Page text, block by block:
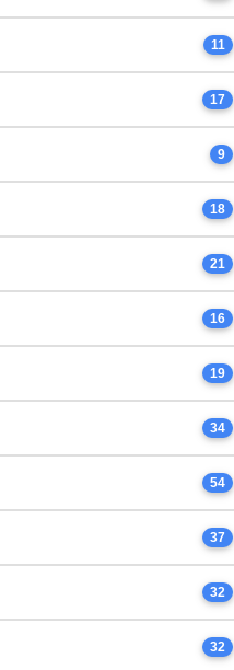
11
17
9
18
21
16
19
34
54
37
32
32